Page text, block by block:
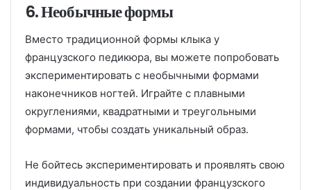
6. Необычные формы
Вместо традиционной формы клыка у
французского педикюра, вы можете попробовать
экспериментировать с необычными формами
наконечников ногтей. Играйте с плавными
округлениями, квадратными и треугольными
формами, чтобы создать уникальный образ.
Не бойтесь экспериментировать и проявлять свою
индивидуальность при создании французского